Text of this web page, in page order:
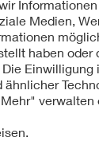
top
in der